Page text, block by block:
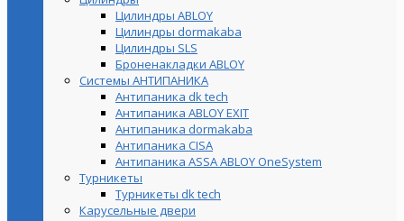
Цилиндры ABLOY
Цилиндры dormakaba
Цилиндры SLS
Броненакладки ABLOY
Системы АНТИПАНИКА
Антипаника dk tech
Антипаника ABLOY EXIT
Антипаника dormakaba
Антипаника СISA
Антипаника ASSA ABLOY OneSystem
Турникеты
Турникеты dk tech
Карусельные двери